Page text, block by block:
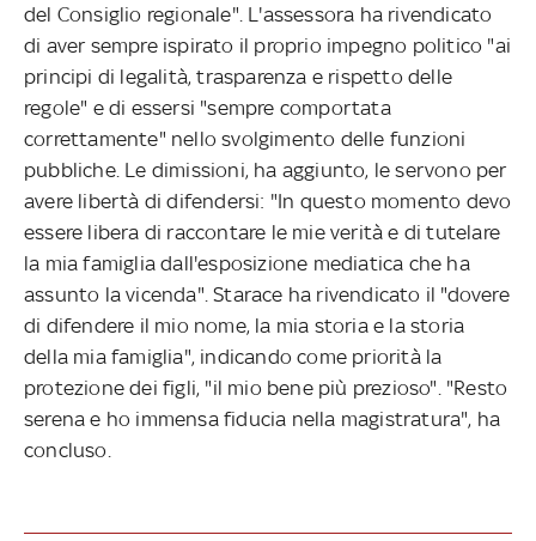
del Consiglio regionale". L'assessora ha rivendicato
di aver sempre ispirato il proprio impegno politico "ai
principi di legalità, trasparenza e rispetto delle
regole" e di essersi "sempre comportata
correttamente" nello svolgimento delle funzioni
pubbliche. Le dimissioni, ha aggiunto, le servono per
avere libertà di difendersi: "In questo momento devo
essere libera di raccontare le mie verità e di tutelare
la mia famiglia dall'esposizione mediatica che ha
assunto la vicenda". Starace ha rivendicato il "dovere
di difendere il mio nome, la mia storia e la storia
della mia famiglia", indicando come priorità la
protezione dei figli, "il mio bene più prezioso". "Resto
serena e ho immensa fiducia nella magistratura", ha
concluso.